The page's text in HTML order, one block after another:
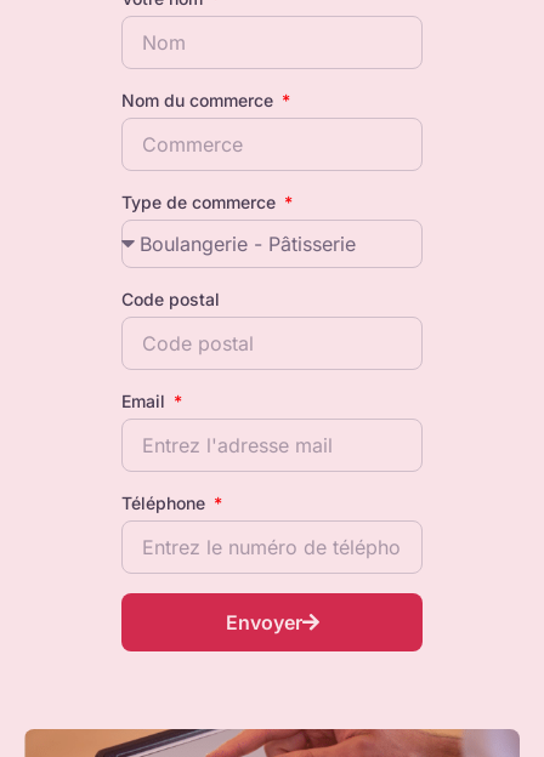
Nom du commerce
Type de commerce
Code postal
Email
Téléphone
Envoyer